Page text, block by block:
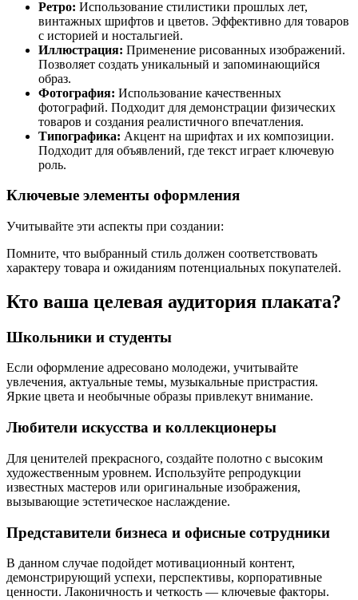
Ретро: Использование стилистики прошлых лет,
винтажных шрифтов и цветов. Эффективно для товаров
с историей и ностальгией.
Иллюстрация: Применение рисованных изображений.
Позволяет создать уникальный и запоминающийся
образ.
Фотография: Использование качественных
фотографий. Подходит для демонстрации физических
товаров и создания реалистичного впечатления.
Типографика: Акцент на шрифтах и их композиции.
Подходит для объявлений, где текст играет ключевую
роль.
Ключевые элементы оформления
Учитывайте эти аспекты при создании:
Помните, что выбранный стиль должен соответствовать
характеру товара и ожиданиям потенциальных покупателей.
Кто ваша целевая аудитория плаката?
Школьники и студенты
Если оформление адресовано молодежи, учитывайте
увлечения, актуальные темы, музыкальные пристрастия.
Яркие цвета и необычные образы привлекут внимание.
Любители искусства и коллекционеры
Для ценителей прекрасного, создайте полотно с высоким
художественным уровнем. Используйте репродукции
известных мастеров или оригинальные изображения,
вызывающие эстетическое наслаждение.
Представители бизнеса и офисные сотрудники
В данном случае подойдет мотивационный контент,
демонстрирующий успехи, перспективы, корпоративные
ценности. Лаконичность и четкость — ключевые факторы.